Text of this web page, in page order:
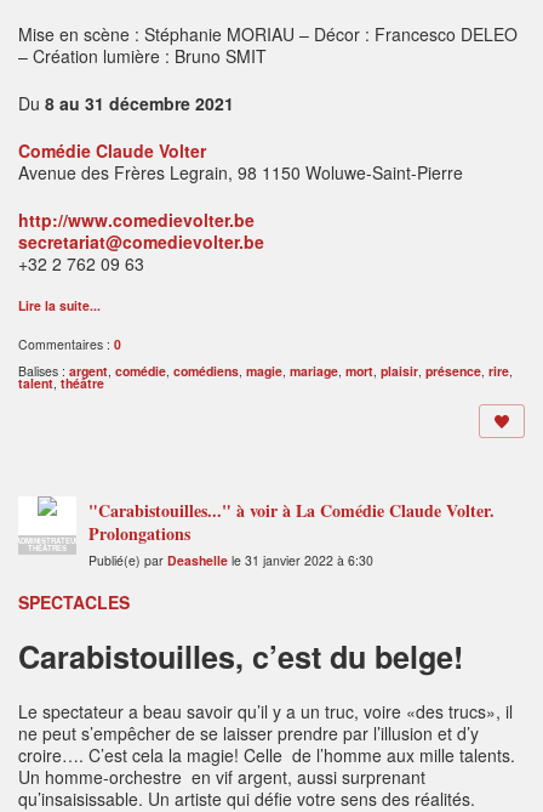
Mise en scène : Stéphanie MORIAU – Décor : Francesco DELEO
– Création lumière : Bruno SMIT
Du 8 au 31 décembre 2021
Comédie Claude Volter
Avenue des Frères Legrain, 98 1150 Woluwe-Saint-Pierre
http://www.comedievolter.be
secretariat@comedievolter.be
+32 2 762 09 63
Lire la suite...
Commentaires : 0
Balises : argent comédie comédiens magie mariage mort plaisir présence rire
talent théâtre
ADMINISTRATEUR
THÉÂTRES
"Carabistouilles..." à voir à La Comédie Claude Volter.
Prolongations
Publié(e) par Deashelle le 31 janvier 2022 à 6:30
SPECTACLES
Carabistouilles, c’est du belge!
Le spectateur a beau savoir qu’il y a un truc, voire «des trucs», il
ne peut s’empêcher de se laisser prendre par l’illusion et d’y
croire…. C’est cela la magie! Celle de l’homme aux mille talents.
Un homme-orchestre en vif argent, aussi surprenant
qu’insaisissable. Un artiste qui défie votre sens des réalités.